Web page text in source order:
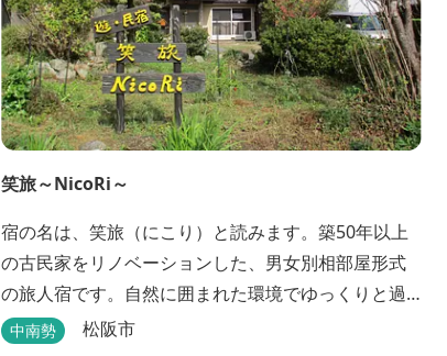
笑旅～NicoRi～
宿の名は、笑旅（にこり）と読みます。築50年以上
の古民家をリノベーションした、男女別相部屋形式
の旅人宿です。自然に囲まれた環境でゆっくりと過
ごすことができます。
中南勢 松阪市